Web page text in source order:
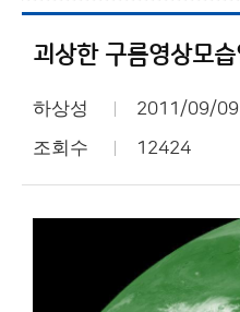
하상성 2011/09/09
조회수 12424